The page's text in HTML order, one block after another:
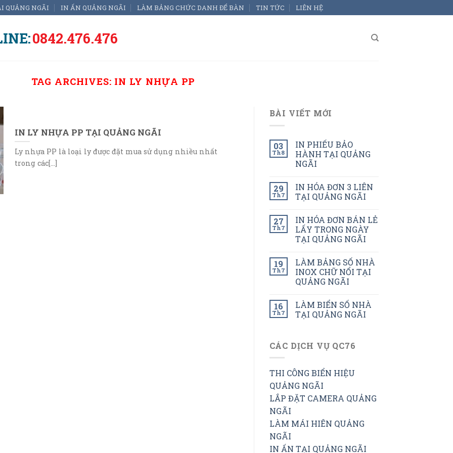
QUẢNG NGÃI IN ẤN QUẢNG NGÃI LÀM BẢNG CHỨC DANH ĐỂ BÀN TIN TỨC LIÊN HỆ
0842.476.476
TAG ARCHIVES: IN LY NHỰA PP
IN LY NHỰA PP TẠI QUẢNG NGÃI
Ly nhựa PP là loại ly được đặt mua sử dụng nhiều nhất
trong các[...]
BÀI VIẾT MỚI
03
Th8
IN PHIẾU BẢO
HÀNH TẠI QUẢNG
NGÃI
29
Th7
IN HÓA ĐƠN 3 LIÊN
TẠI QUẢNG NGÃI
27
Th7
IN HÓA ĐƠN BÁN LẺ
LẤY TRONG NGÀY
TẠI QUẢNG NGÃI
19
Th7
LÀM BẢNG SỐ NHÀ
INOX CHỮ NỔI TẠI
QUẢNG NGÃI
16
Th7
LÀM BIỂN SỐ NHÀ
TẠI QUẢNG NGÃI
CÁC DỊCH VỤ QC76
THI CÔNG BIỂN HIỆU
QUẢNG NGÃI
LẮP ĐẶT CAMERA QUẢNG
NGÃI
LÀM MÁI HIÊN QUẢNG
NGÃI
IN ẤN TẠI QUẢNG NGÃI